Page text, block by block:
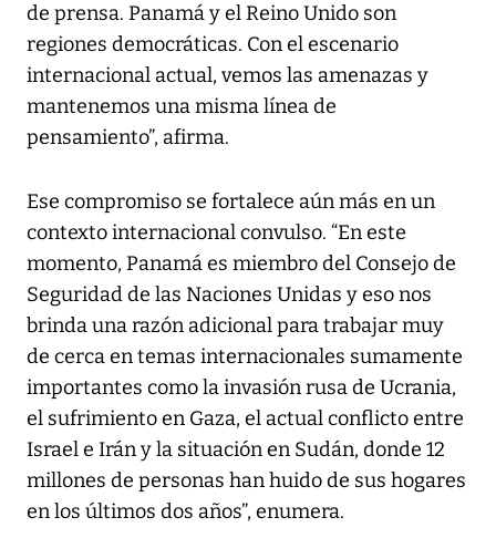
de prensa. Panamá y el Reino Unido son
regiones democráticas. Con el escenario
internacional actual, vemos las amenazas y
mantenemos una misma línea de
pensamiento”, afirma.
Ese compromiso se fortalece aún más en un
contexto internacional convulso. “En este
momento, Panamá es miembro del Consejo de
Seguridad de las Naciones Unidas y eso nos
brinda una razón adicional para trabajar muy
de cerca en temas internacionales sumamente
importantes como la invasión rusa de Ucrania,
el sufrimiento en Gaza, el actual conflicto entre
Israel e Irán y la situación en Sudán, donde 12
millones de personas han huido de sus hogares
en los últimos dos años”, enumera.